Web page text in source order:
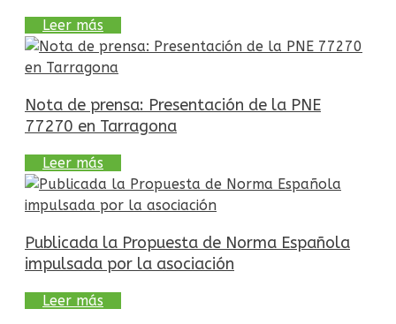
Leer más
Nota de prensa: Presentación de la PNE
77270 en Tarragona
Leer más
Publicada la Propuesta de Norma Española
impulsada por la asociación
Leer más